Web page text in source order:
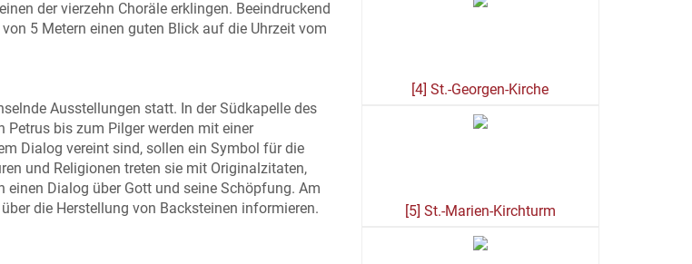
der vierzehn Choräle erklingen. Beeindruckend
5 Metern einen guten Blick auf die Uhrzeit vom
Ausstellungen statt. In der Südkapelle des
Petrus bis zum Pilger werden mit einer
Dialog vereint sind, sollen ein Symbol für die
und Religionen treten sie mit Originalzitaten,
Dialog über Gott und seine Schöpfung. Am
die Herstellung von Backsteinen informieren.
[4] St.-Georgen-Kirche
[5] St.-Marien-Kirchturm